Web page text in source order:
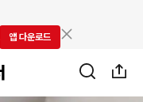
앱 다운로드